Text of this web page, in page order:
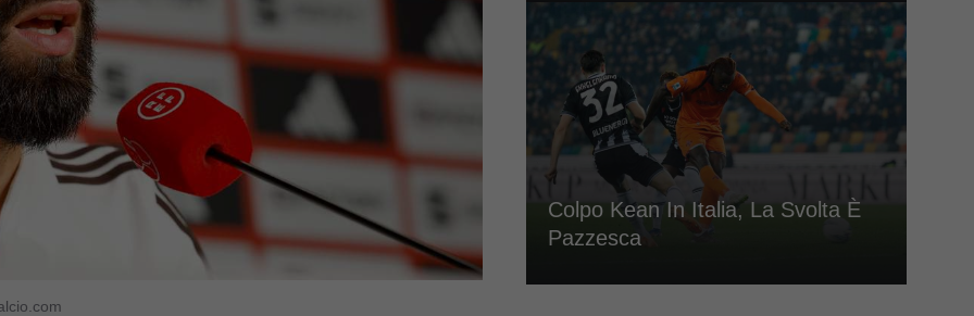
Colpo Kean In Italia, La Svolta È
Pazzesca